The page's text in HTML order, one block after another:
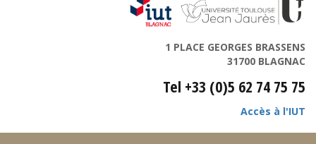
1 PLACE GEORGES BRASSENS
31700 BLAGNAC
Tel +33 (0)5 62 74 75 75
Accès à l'IUT